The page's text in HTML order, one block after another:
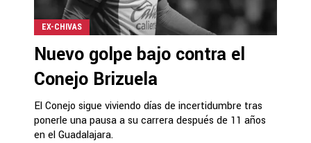
EX-CHIVAS
Nuevo golpe bajo contra el
Conejo Brizuela
El Conejo sigue viviendo días de incertidumbre tras
ponerle una pausa a su carrera después de 11 años
en el Guadalajara.